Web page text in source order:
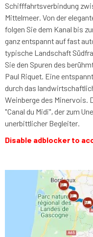
Schifffahrtsverbindung
Mittelmeer. Von der
folgen Sie dem Kanal bis
ganz entspannt auf fast
typische Landschaft
Sie den Spuren des
Paul Riquet. Eine
durch das
Weinberge des Minervois.
"Canal du Midi", der zum
unerbittlicher Begleiter.
Disable adblocker to